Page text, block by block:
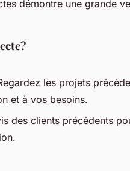
démontre une grande
les projets
et à vos besoins.
des clients précédents